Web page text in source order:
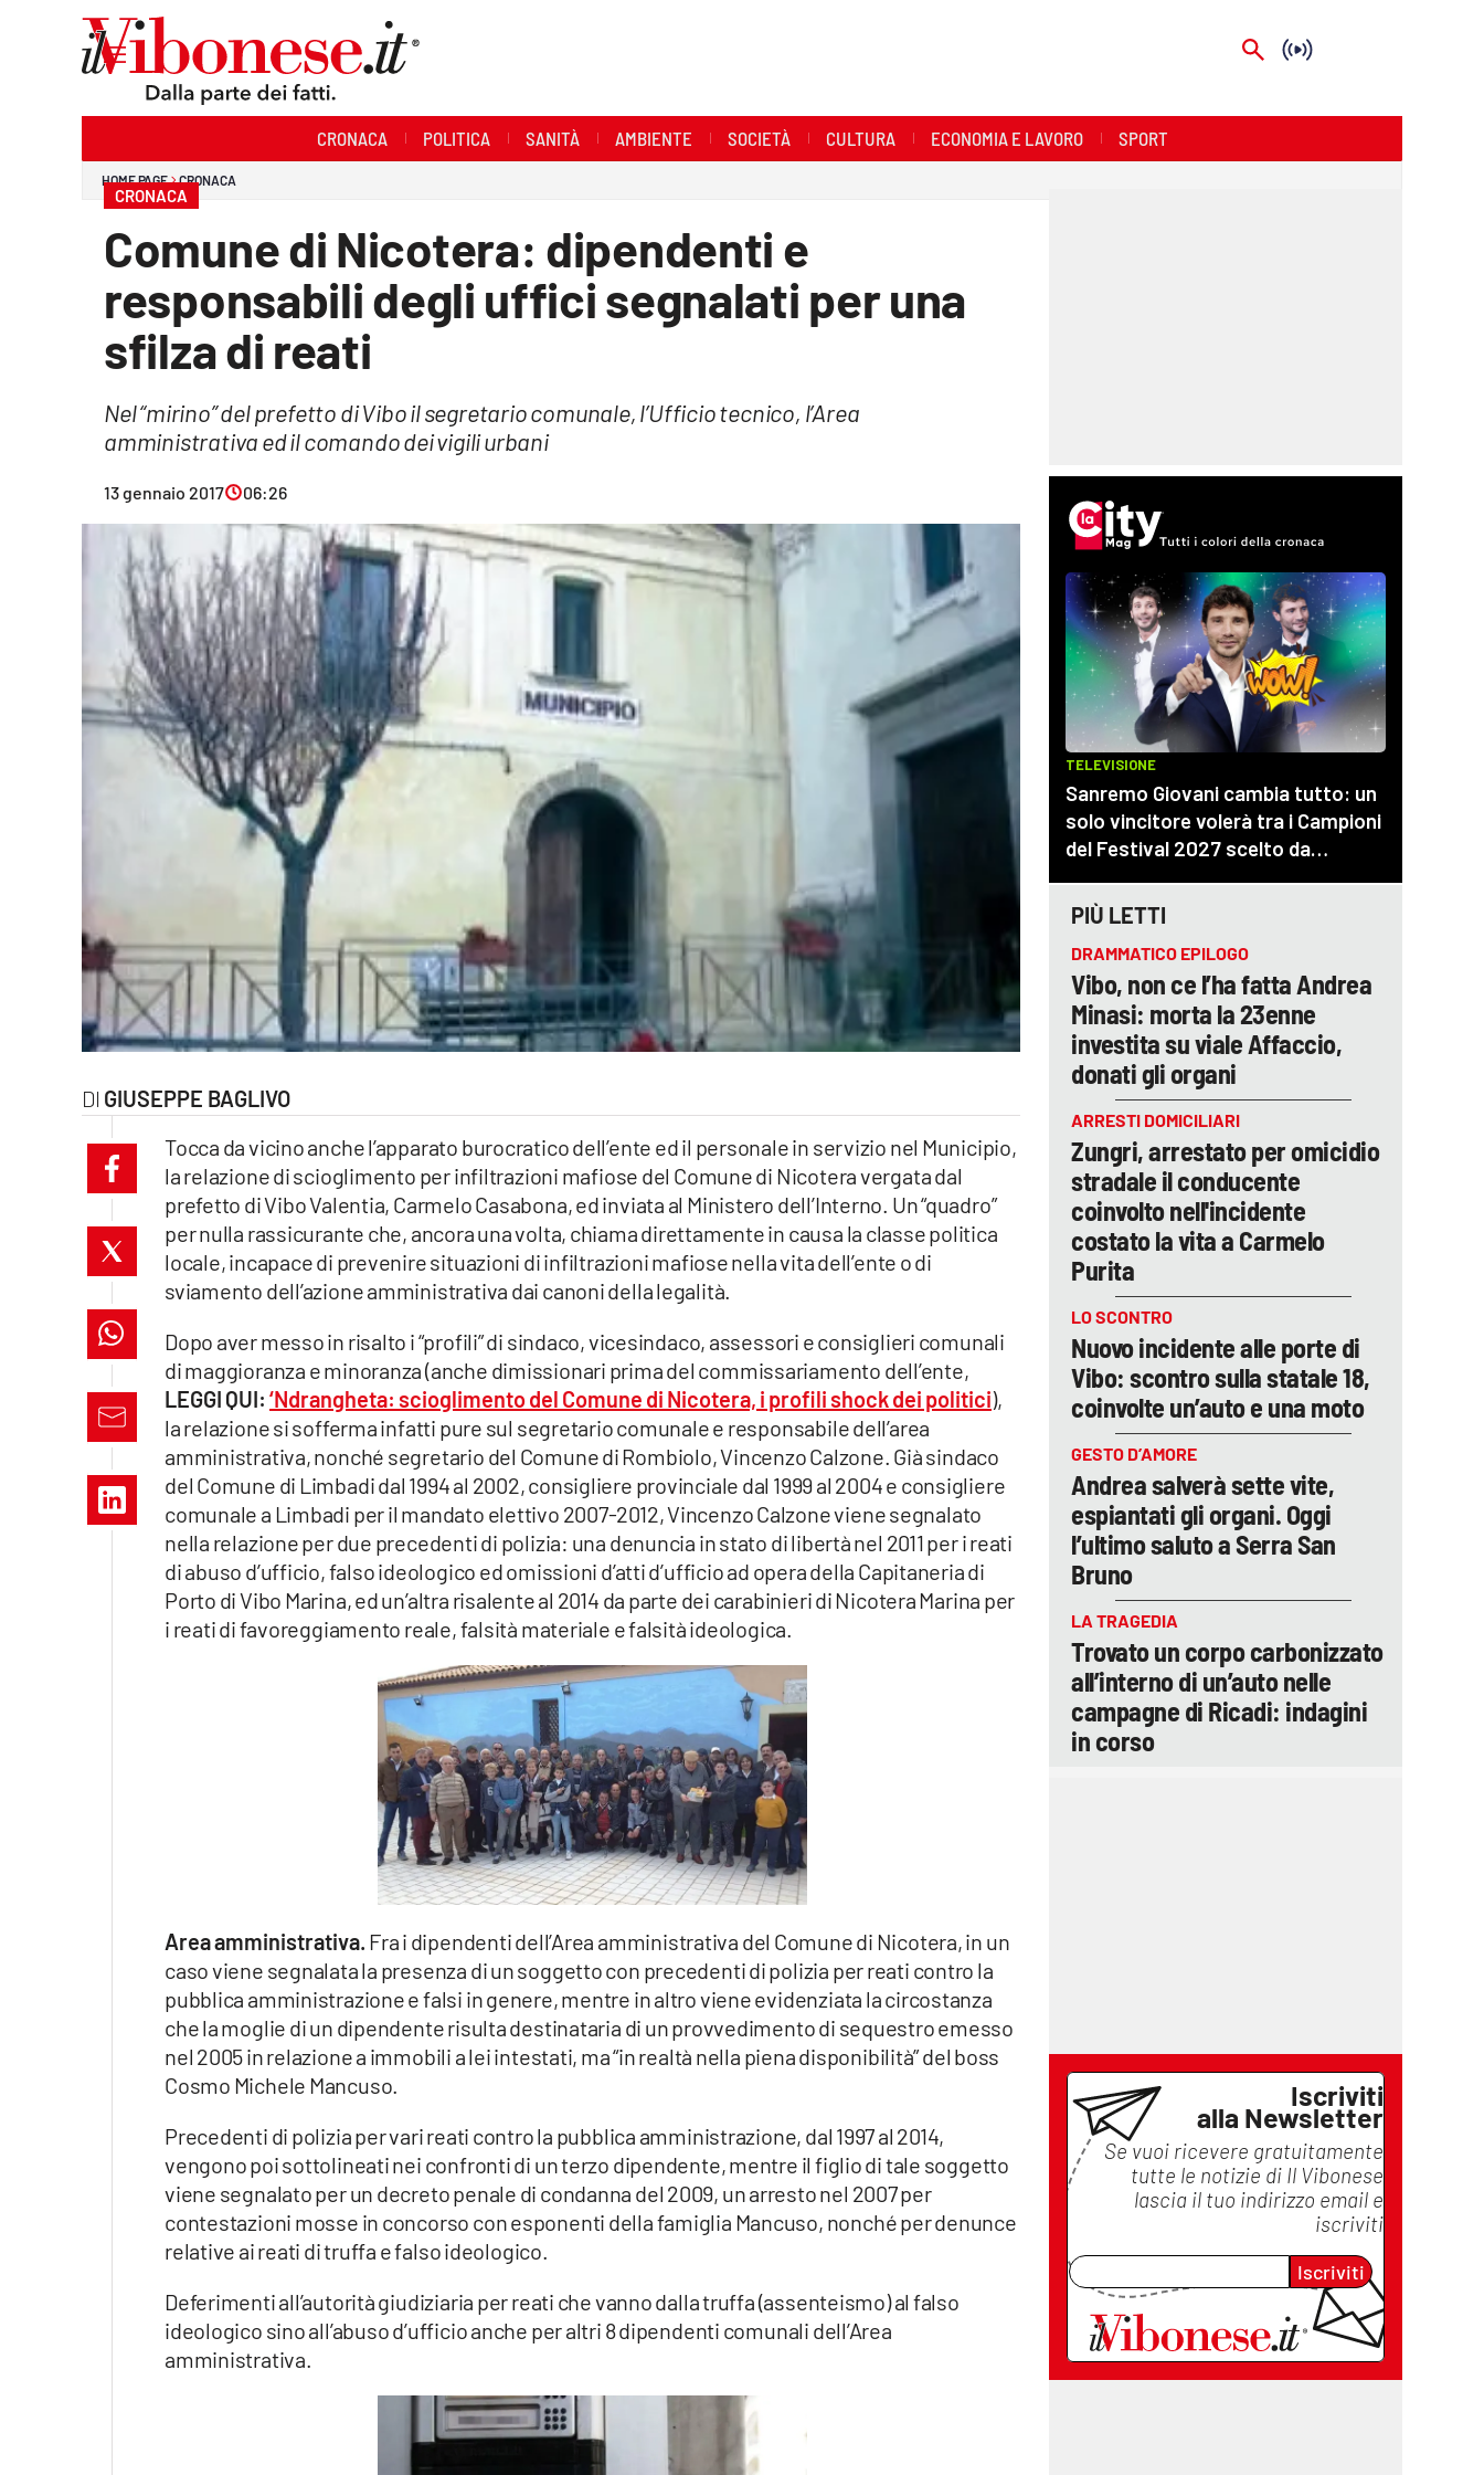
Lac Network
cosenzachannel.it
ilvibonese.it
catanzarochannel.it
lacapitalenews.it
Vai
CRONACA POLITICA SANITÀ AMBIENTE SOCIETÀ CULTURA ECONOMIA E LAVORO SPORT
HOME PAGE CRONACA
CRONACA
Comune di Nicotera: dipendenti e
responsabili degli uffici segnalati per una
sfilza di reati
Nel “mirino” del prefetto di Vibo il segretario comunale, l’Ufficio tecnico, l’Area
amministrativa ed il comando dei vigili urbani
13 gennaio 2017 06:26
GIUSEPPE BAGLIVO
Tocca da vicino anche l’apparato burocratico dell’ente ed il personale in servizio nel Municipio,
la relazione di scioglimento per infiltrazioni mafiose del Comune di Nicotera vergata dal
prefetto di Vibo Valentia, Carmelo Casabona, ed inviata al Ministero dell’Interno. Un “quadro”
per nulla rassicurante che, ancora una volta, chiama direttamente in causa la classe politica
locale, incapace di prevenire situazioni di infiltrazioni mafiose nella vita dell’ente o di
sviamento dell’azione amministrativa dai canoni della legalità.
Dopo aver messo in risalto i “profili” di sindaco, vicesindaco, assessori e consiglieri comunali
di maggioranza e minoranza (anche dimissionari prima del commissariamento dell’ente,
LEGGI QUI: ‘Ndrangheta: scioglimento del Comune di Nicotera, i profili shock dei politici),
la relazione si sofferma infatti pure sul segretario comunale e responsabile dell’area
amministrativa, nonché segretario del Comune di Rombiolo, Vincenzo Calzone. Già sindaco
del Comune di Limbadi dal 1994 al 2002, consigliere provinciale dal 1999 al 2004 e consigliere
comunale a Limbadi per il mandato elettivo 2007-2012, Vincenzo Calzone viene segnalato
nella relazione per due precedenti di polizia: una denuncia in stato di libertà nel 2011 per i reati
di abuso d’ufficio, falso ideologico ed omissioni d’atti d’ufficio ad opera della Capitaneria di
Porto di Vibo Marina, ed un’altra risalente al 2014 da parte dei carabinieri di Nicotera Marina per
i reati di favoreggiamento reale, falsità materiale e falsità ideologica.
Area amministrativa. Fra i dipendenti dell’Area amministrativa del Comune di Nicotera, in un
caso viene segnalata la presenza di un soggetto con precedenti di polizia per reati contro la
pubblica amministrazione e falsi in genere, mentre in altro viene evidenziata la circostanza
che la moglie di un dipendente risulta destinataria di un provvedimento di sequestro emesso
nel 2005 in relazione a immobili a lei intestati, ma “in realtà nella piena disponibilità” del boss
Cosmo Michele Mancuso.
Precedenti di polizia per vari reati contro la pubblica amministrazione, dal 1997 al 2014,
vengono poi sottolineati nei confronti di un terzo dipendente, mentre il figlio di tale soggetto
viene segnalato per un decreto penale di condanna del 2009, un arresto nel 2007 per
contestazioni mosse in concorso con esponenti della famiglia Mancuso, nonché per denunce
relative ai reati di truffa e falso ideologico.
Deferimenti all’autorità giudiziaria per reati che vanno dalla truffa (assenteismo) al falso
ideologico sino all’abuso d’ufficio anche per altri 8 dipendenti comunali dell’Area
amministrativa.
PIÙ LETTI
DRAMMATICO EPILOGO
Vibo, non ce l’ha fatta Andrea
Minasi: morta la 23enne
investita su viale Affaccio,
donati gli organi
ARRESTI DOMICILIARI
Zungri, arrestato per omicidio
stradale il conducente
coinvolto nell'incidente
costato la vita a Carmelo
Purita
LO SCONTRO
Nuovo incidente alle porte di
Vibo: scontro sulla statale 18,
coinvolte un’auto e una moto
GESTO D’AMORE
Andrea salverà sette vite,
espiantati gli organi. Oggi
l’ultimo saluto a Serra San
Bruno
LA TRAGEDIA
Trovato un corpo carbonizzato
all’interno di un’auto nelle
campagne di Ricadi: indagini
in corso
Iscriviti
alla Newsletter
Se vuoi ricevere gratuitamente
tutte le notizie di Il Vibonese
lascia il tuo indirizzo email e
iscriviti
Iscriviti